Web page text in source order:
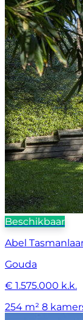
Beschikbaar
Abel
Gouda
€ 1.575.000 k.k.
254 m² 8